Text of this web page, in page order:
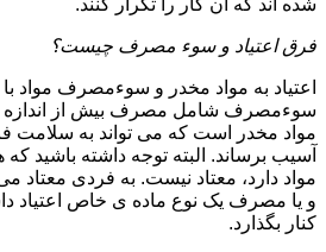
فرق اعتیاد و سوء مصرف چیست؟
اعتیاد به مواد مخدر و سوءمصرف مواد با
سوءمصرف شامل مصرف بیش از اندازه
مواد مخدر است که می تواند به سلامت
آسیب برساند. البته توجه داشته
مواد دارد، معتاد نیست. به فردی معتاد می
و یا مصرف یک نوع ماده ی خاص اعتیاد
کنار بگذارد.